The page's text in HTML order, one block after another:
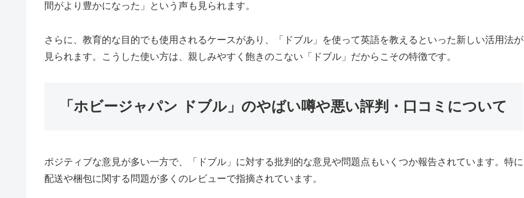
間がより豊かになった」という声も見られます。
さらに、教育的な目的でも使用されるケースがあり、「ドブル」を使って英語を教えるといった新しい活用法が
見られます。こうした使い方は、親しみやすく飽きのこない「ドブル」だからこその特徴です。
「ホビージャパン ドブル」のやばい噂や悪い評判・口コミについて
ポジティブな意見が多い一方で、「ドブル」に対する批判的な意見や問題点もいくつか報告されています。特に
配送や梱包に関する問題が多くのレビューで指摘されています。